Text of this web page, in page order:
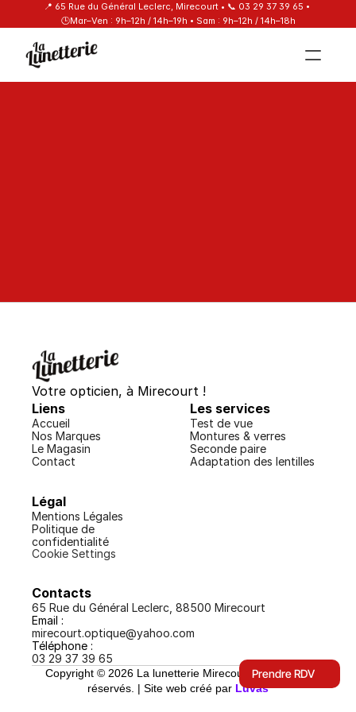
📍 65 Rue du Général Leclerc, Mirecourt • 📞 03 29 37 39 65 •
🕒Mar–Ven : 9h–12h / 14h–19h • Sam : 9h–12h / 14h–18h
Votre opticien, à Mirecourt !
Liens
Accueil
Nos Marques
Le Magasin
Contact
Les services
Test de vue
Montures & verres
Seconde paire
Adaptation des lentilles
Contacts
65 Rue du Général Leclerc, 88500 Mirecourt
Email :
mirecourt.optique@yahoo.com
Téléphone :
03 29 37 39 65
Légal
Mentions Légales
Politique de
confidentialité
Cookie Settings
Copyright © 2026La lunetterie Mirecourt. Tous droits
réservés. | Site web créé par Luvas
Prendre RDV